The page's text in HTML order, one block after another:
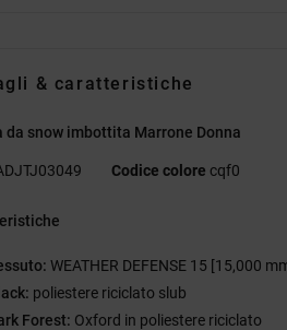
& caratteristiche
da snow imbottita Marrone Donna
Codice colore cqf0
WEATHER DEFENSE 15 [15,000
poliestere riciclato slub
Forest: Oxford in poliestere riciclato